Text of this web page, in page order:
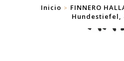
Inicio > FINNERO
Hundestiefel,